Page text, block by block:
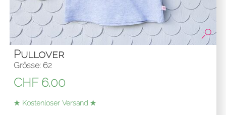
Pullover
Grösse: 62
CHF6.00
★ Kostenloser Versand ★